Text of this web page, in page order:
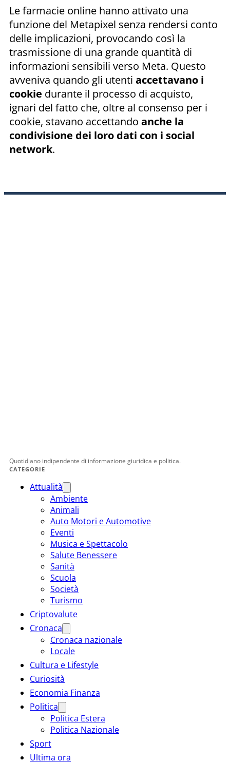
Le farmacie online hanno attivato una
funzione del Metapixel senza rendersi conto
delle implicazioni, provocando così la
trasmissione di una grande quantità di
informazioni sensibili verso Meta. Questo
avveniva quando gli utenti accettavano i
cookie durante il processo di acquisto,
ignari del fatto che, oltre al consenso per i
cookie, stavano accettando anche la
condivisione dei loro dati con i social
network.
Quotidiano indipendente di informazione giuridica e politica.
CATEGORIE
Attualità
Ambiente
Animali
Auto Motori e Automotive
Eventi
Musica e Spettacolo
Salute Benessere
Sanità
Scuola
Società
Turismo
Criptovalute
Cronaca
Cronaca nazionale
Locale
Cultura e Lifestyle
Curiosità
Economia Finanza
Politica
Politica Estera
Politica Nazionale
Sport
Ultima ora